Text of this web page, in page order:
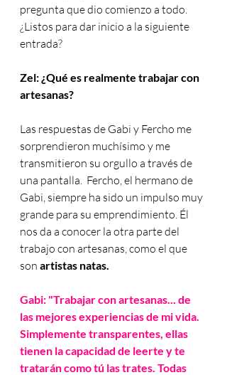
pregunta que dio comienzo a todo.
¿Listos para dar inicio a la siguiente
entrada?
Zel: ¿Qué es realmente trabajar con
artesanas?
Las respuestas de Gabi y Fercho me
sorprendieron muchísimo y me
transmitieron su orgullo a través de
una pantalla. Fercho, el hermano de
Gabi, siempre ha sido un impulso muy
grande para su emprendimiento. Él
nos da a conocer la otra parte del
trabajo con artesanas, como el que
son artistas natas.
Gabi: "Trabajar con artesanas... de
las mejores experiencias de mi vida.
Simplemente transparentes, ellas
tienen la capacidad de leerte y te
tratarán como tú las trates. Todas